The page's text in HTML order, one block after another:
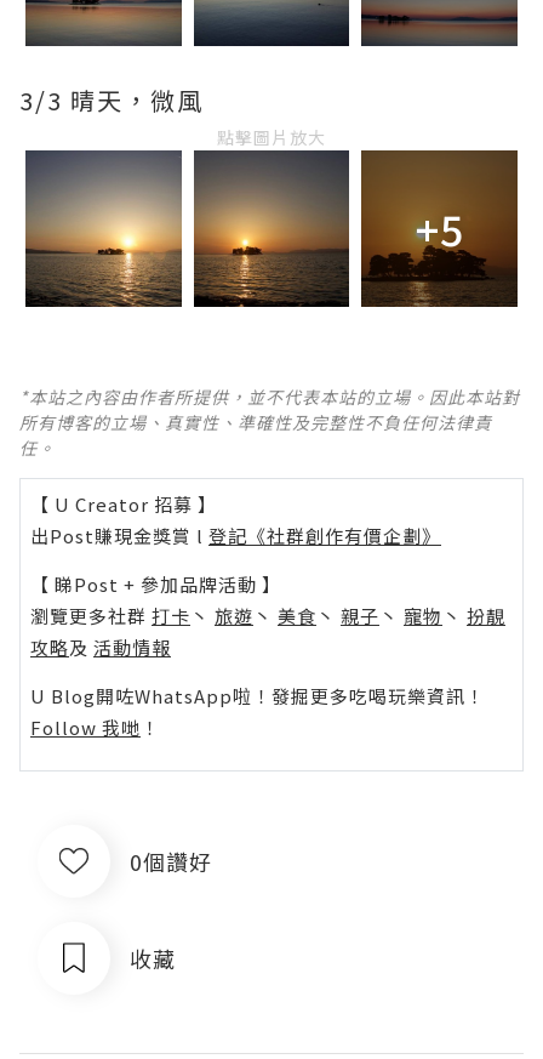
3/3 晴天，微風
點擊圖片放大
+5
*本站之內容由作者所提供，並不代表本站的立場。因此本站對
所有博客的立場、真實性、準確性及完整性不負任何法律責
任。
【 U Creator 招募 】
出Post賺現金獎賞 l 登記《社群創作有價企劃》
【 睇Post + 參加品牌活動 】
瀏覽更多社群 打卡 丶 旅遊 丶 美食 丶 親子 丶 寵物 丶 扮靚
攻略及 活動情報
U Blog開咗WhatsApp啦！發掘更多吃喝玩樂資訊！
Follow 我哋 ！
0個讚好
收藏